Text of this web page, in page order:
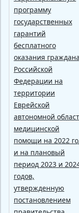
программу
государственных
гарантий
бесплатного
оказания
Российской
Федерации на
территории
Еврейской
автономной
медицинской
помощи на 2022
и на плановый
период 2023 и
годов,
утвержденную
постановлением